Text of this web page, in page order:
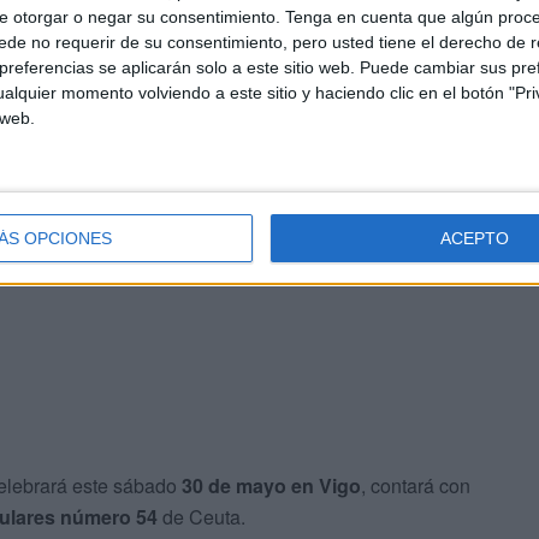
otorgar o negar su consentimiento. Tenga en cuenta que algún
no requerir de su consentimiento, pero usted tiene el derecho de
se aplicarán solo a este sitio web. Puede cambiar sus
momento volviendo a este sitio y haciendo clic en el botón
OPCIONES ACEPTO
“para rematar el maltrato, sufren unrecorte
para este servicio, la cantidad se ha rebajado por
Regulares, en esta ocasión, pero también de otras
este sábado 30 de mayo en Vigo, contará con
número 54 de Ceuta.